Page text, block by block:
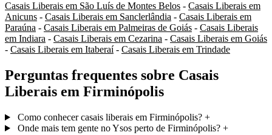
Casais Liberais em São Luís de Montes Belos - Casais Liberais em
Anicuns - Casais Liberais em Sanclerlândia - Casais Liberais em
Paraúna - Casais Liberais em Palmeiras de Goiás - Casais Liberais
em Indiara - Casais Liberais em Cezarina - Casais Liberais em Goiás
- Casais Liberais em Itaberaí- Casais Liberais em Trindade
Perguntas frequentes sobre Casais
Liberais em Firminópolis
Como conhecer casais liberais em Firminópolis? +
Onde mais tem gente no Ysos perto de Firminópolis? +